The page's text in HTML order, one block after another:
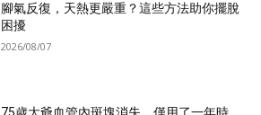
腳氣反復，天熱更嚴重？這些方法助你擺脫
困擾
2026/08/07